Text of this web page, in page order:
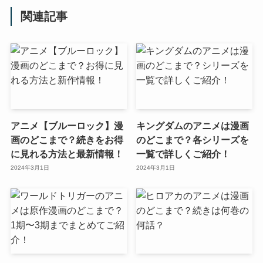
関連記事
アニメ【ブルーロック】漫
画のどこまで？続きをお得
に見れる方法と最新情報！
2024年3月1日
キングダムのアニメは漫画
のどこまで？各シリーズを
一覧で詳しくご紹介！
2024年3月1日